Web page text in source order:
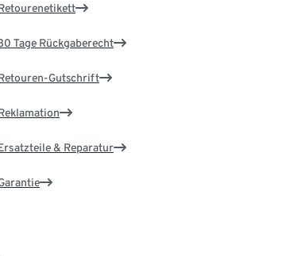
Tage Rückgaberecht
Gutschrift
& Reparatur